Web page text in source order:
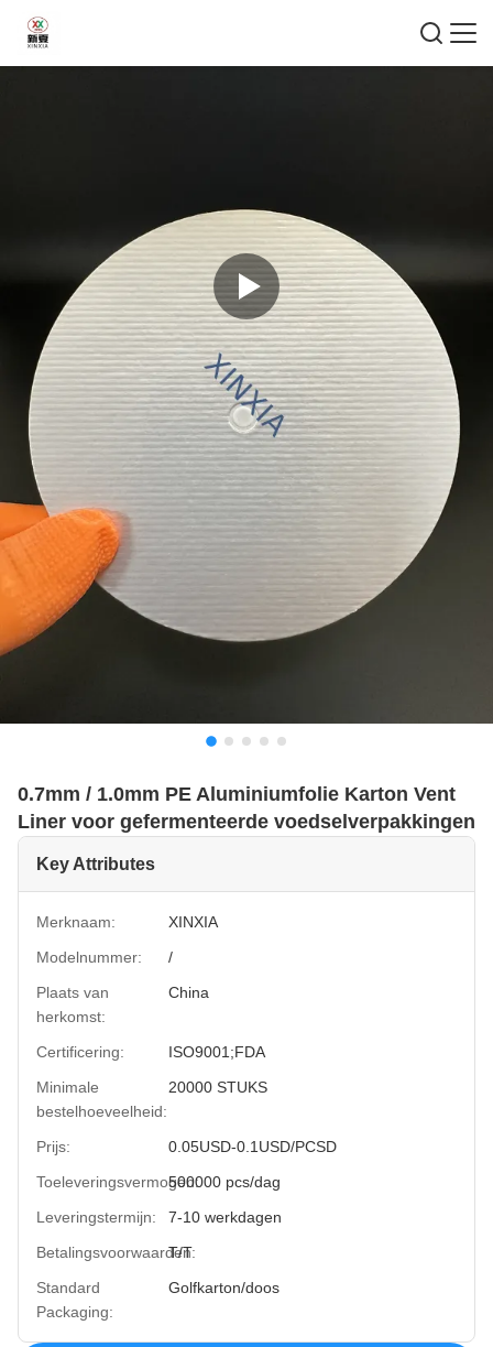
0.7mm / 1.0mm PE Aluminiumfolie Karton Vent
Liner voor gefermenteerde voedselverpakkingen
Key Attributes
Merknaam:
XINXIA
Modelnummer:
/
Plaats van
herkomst:
China
Certificering:
ISO9001;FDA
Minimale
bestelhoeveelheid:
20000 STUKS
Prijs:
0.05USD-0.1USD/PCSD
Toeleveringsvermogen:500000 pcs/dag
Leveringstermijn:
7-10 werkdagen
Betalingsvoorwaarden:
T/T
Standard
Packaging:
Golfkarton/doos